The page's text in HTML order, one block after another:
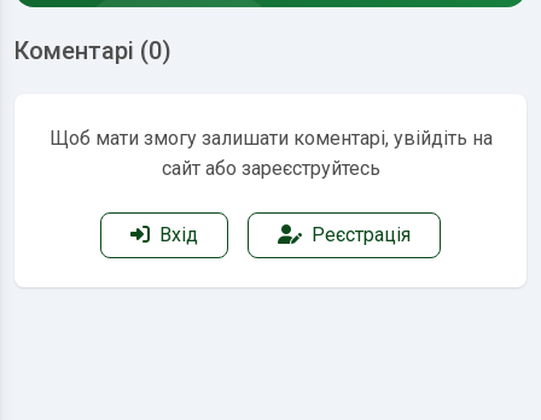
Коментарі (0)
Щоб мати змогу залишати коментарі, увійдіть на
сайт або зареєструйтесь
Вхід Реєстрація